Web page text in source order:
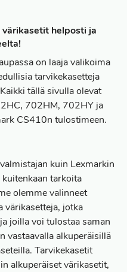
helposti ja
on laaja valikoima
tarvikekasetteja
tällä sivulla olevat
702HM, 702HY ja
CS410n tulostimeen.
kuin Lexmarkin
tarkoita
olemme valinneet
värikasetteja, jotka
joilla voi tulostaa saman
vastaavalla alkuperäisillä
Tarvikekasetit
alkuperäiset värikasetit,